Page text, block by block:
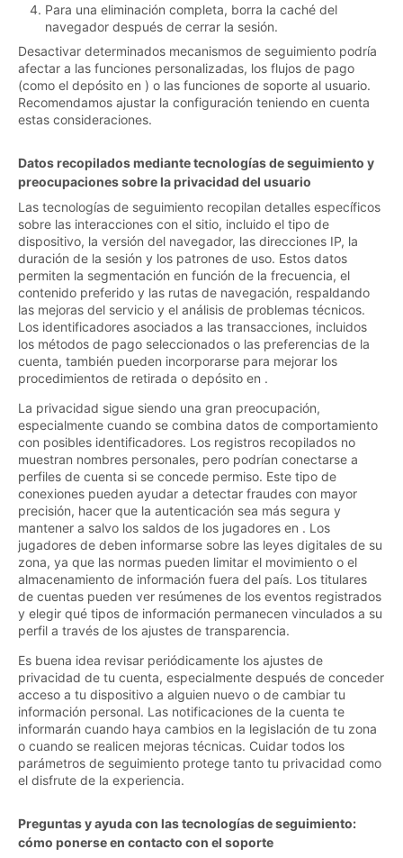
Para una eliminación completa, borra la caché del
navegador después de cerrar la sesión.
Desactivar determinados mecanismos de seguimiento podría
afectar a las funciones personalizadas, los flujos de pago
(como el depósito en ) o las funciones de soporte al usuario.
Recomendamos ajustar la configuración teniendo en cuenta
estas consideraciones.
Datos recopilados mediante tecnologías de seguimiento y
preocupaciones sobre la privacidad del usuario
Las tecnologías de seguimiento recopilan detalles específicos
sobre las interacciones con el sitio, incluido el tipo de
dispositivo, la versión del navegador, las direcciones IP, la
duración de la sesión y los patrones de uso. Estos datos
permiten la segmentación en función de la frecuencia, el
contenido preferido y las rutas de navegación, respaldando
las mejoras del servicio y el análisis de problemas técnicos.
Los identificadores asociados a las transacciones, incluidos
los métodos de pago seleccionados o las preferencias de la
cuenta, también pueden incorporarse para mejorar los
procedimientos de retirada o depósito en .
La privacidad sigue siendo una gran preocupación,
especialmente cuando se combina datos de comportamiento
con posibles identificadores. Los registros recopilados no
muestran nombres personales, pero podrían conectarse a
perfiles de cuenta si se concede permiso. Este tipo de
conexiones pueden ayudar a detectar fraudes con mayor
precisión, hacer que la autenticación sea más segura y
mantener a salvo los saldos de los jugadores en . Los
jugadores de deben informarse sobre las leyes digitales de su
zona, ya que las normas pueden limitar el movimiento o el
almacenamiento de información fuera del país. Los titulares
de cuentas pueden ver resúmenes de los eventos registrados
y elegir qué tipos de información permanecen vinculados a su
perfil a través de los ajustes de transparencia.
Es buena idea revisar periódicamente los ajustes de
privacidad de tu cuenta, especialmente después de conceder
acceso a tu dispositivo a alguien nuevo o de cambiar tu
información personal. Las notificaciones de la cuenta te
informarán cuando haya cambios en la legislación de tu zona
o cuando se realicen mejoras técnicas. Cuidar todos los
parámetros de seguimiento protege tanto tu privacidad como
el disfrute de la experiencia.
Preguntas y ayuda con las tecnologías de seguimiento:
cómo ponerse en contacto con el soporte